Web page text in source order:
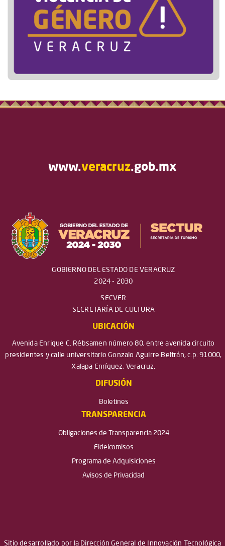
www.veracruz.gob.mx
GOBIERNO DEL ESTADO DE VERACRUZ
2024 - 2030
SECVER
SECRETARÍA DE CULTURA
UBICACIÓN
Avenida Enrique C. Rébsamen número 80, entre avenida circuito
presidentes y calle universitario Gonzalo Aguirre Beltrán, c.p. 91000,
Xalapa Enríquez, Veracruz.
DIFUSIÓN
Boletines
TRANSPARENCIA
Obligaciones de Transparencia 2024
Fideicomisos
Programa de Adquisiciones
Avisos de Privacidad
Sitio desarrollado por la Dirección General de Innovación Tecnológica